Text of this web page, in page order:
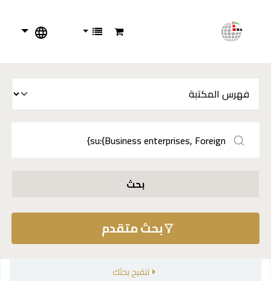
بحث
بحث متقدم
تنقيح بحثك